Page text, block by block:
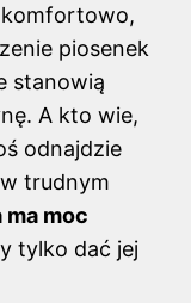
komfortowo,
piosenek
stanowią
A kto wie,
odnajdzie
trudnym
ma moc
tylko dać jej